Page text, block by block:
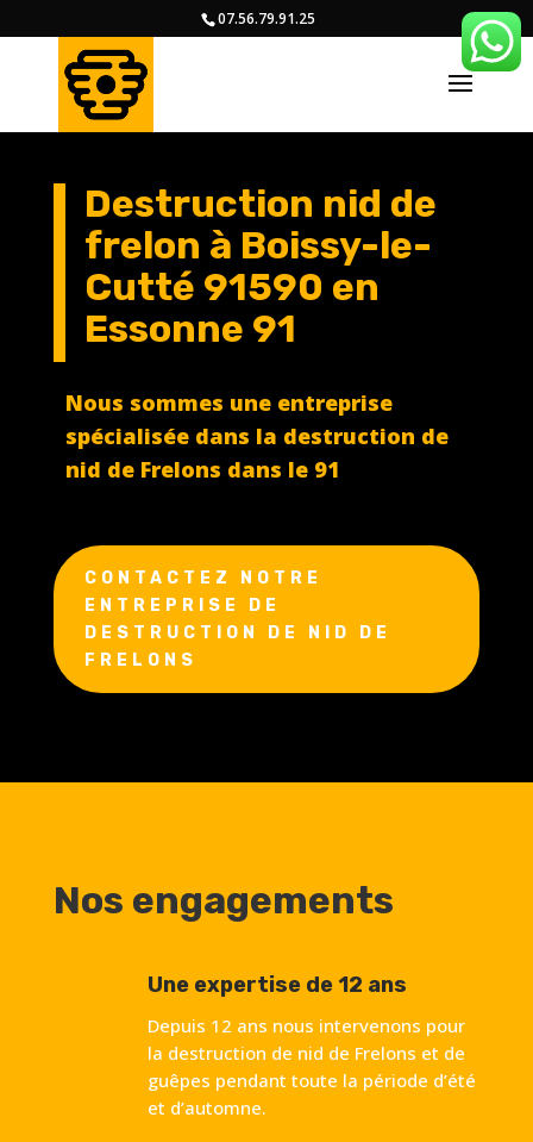
07.56.79.91.25
Destruction nid de
frelon à Boissy-le-
Cutté 91590 en
Essonne 91
Nous sommes une entreprise
spécialisée dans la destruction de
nid de Frelons dans le 91
CONTACTEZ NOTRE
ENTREPRISE DE
DESTRUCTION DE NID DE
FRELONS
Nos engagements
Une expertise de 12 ans
Depuis 12 ans nous intervenons pour
la destruction de nid de Frelons et de
guêpes pendant toute la période d’été
et d’automne.